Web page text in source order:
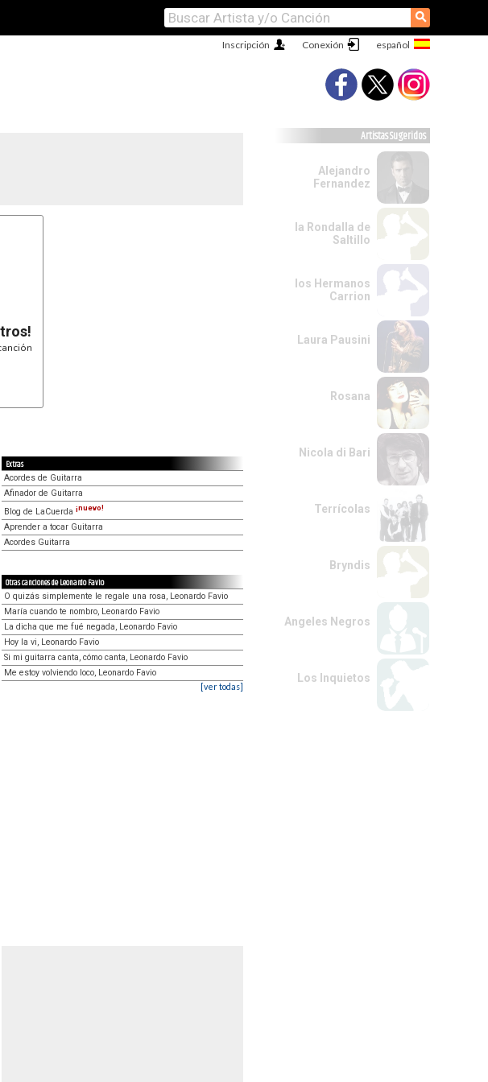
⚲
Conexión
Inscripción
Extras
Acordes de Guitarra
Afinador de Guitarra
Blog de LaCuerda ¡nuevo!
Aprender a tocar Guitarra
Acordes Guitarra
Otras canciones de Leonardo Favio
O quizás simplemente le regale una rosa, Leonardo Favio
María cuando te nombro, Leonardo Favio
La dicha que me fué negada, Leonardo Favio
Hoy la vi, Leonardo Favio
Si mi guitarra canta, cómo canta, Leonardo Favio
Me estoy volviendo loco, Leonardo Favio
[ver todas]
Artistas Sugeridos
Alejandro
Fernandez
la Rondalla de
Saltillo
los Hermanos
Carrion
Laura Pausini
Rosana
Nicola di Bari
Terrícolas
Bryndis
Angeles Negros
Los Inquietos